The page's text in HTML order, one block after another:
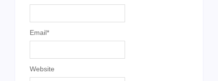
Email*
Website